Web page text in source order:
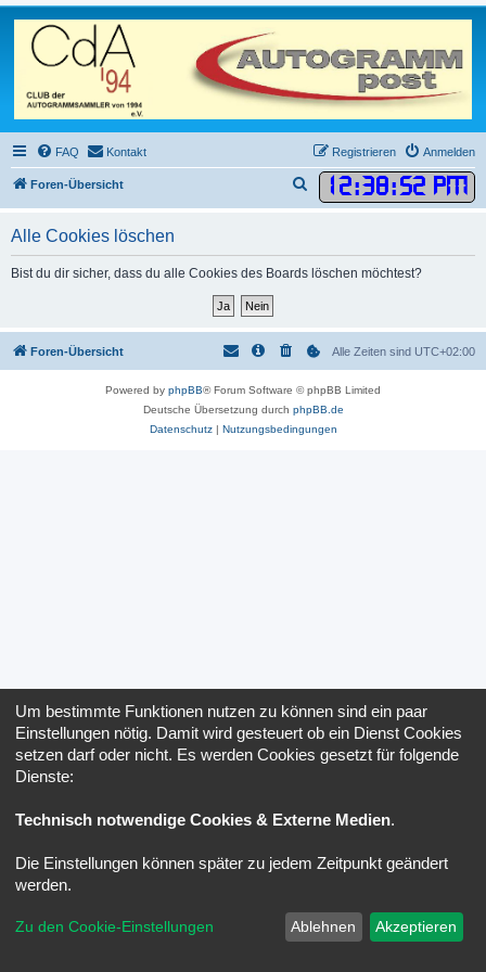
FAQ Kontakt Anmelden
Registrieren
Foren-Übersicht 12:38:52 PM
u
Alle Cookies löschen
Bist du dir sicher, dass du alle Cookies des Boards löschen möchtest?
Foren-Übersicht Alle Zeiten sind UTC+02:00
Powered by phpBB® Forum Software © phpBB Limited
Deutsche Übersetzung durch phpBB.de
Datenschutz| Nutzungsbedingungen
Um bestimmte Funktionen nutzen zu können sind ein paar
Einstellungen nötig. Damit wird gesteuert ob ein Dienst Cookies
setzen darf oder nicht. Es werden Cookies gesetzt für folgende
Dienste:
Technisch notwendige Cookies & Externe Medien.
Die Einstellungen können später zu jedem Zeitpunkt geändert
werden.
Zu den Cookie-Einstellungen Ablehnen Akzeptieren